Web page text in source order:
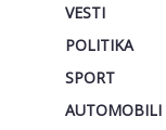
VESTI
POLITIKA
SPORT
AUTOMOBILI